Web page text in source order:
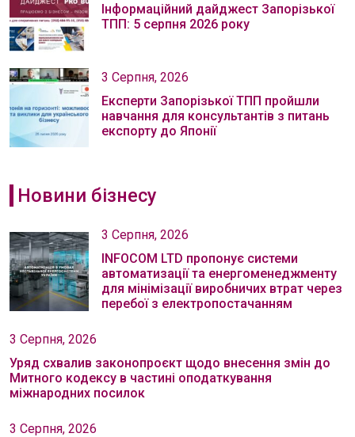
Інформаційний дайджест Запорізької
ТПП: 5 серпня 2026 року
3 Серпня, 2026
Експерти Запорізької ТПП пройшли
навчання для консультантів з питань
експорту до Японії
Новини бізнесу
3 Серпня, 2026
INFOCOM LTD пропонує системи
автоматизації та енергоменеджменту
для мінімізації виробничих втрат через
перебої з електропостачанням
3 Серпня, 2026
Уряд схвалив законопроєкт щодо внесення змін до
Митного кодексу в частині оподаткування
міжнародних посилок
3 Серпня, 2026